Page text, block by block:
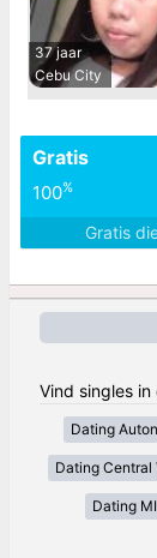
37 jaar
Cebu City
Gratis
100%
Gratis
Vind singles
Dating
Dating Central
Dating